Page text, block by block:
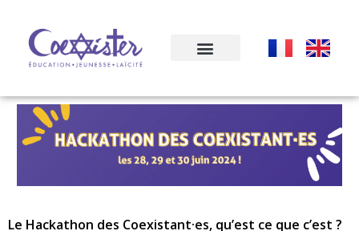
Le Hackathon des Coexistant·es, qu’est ce que c’est ?